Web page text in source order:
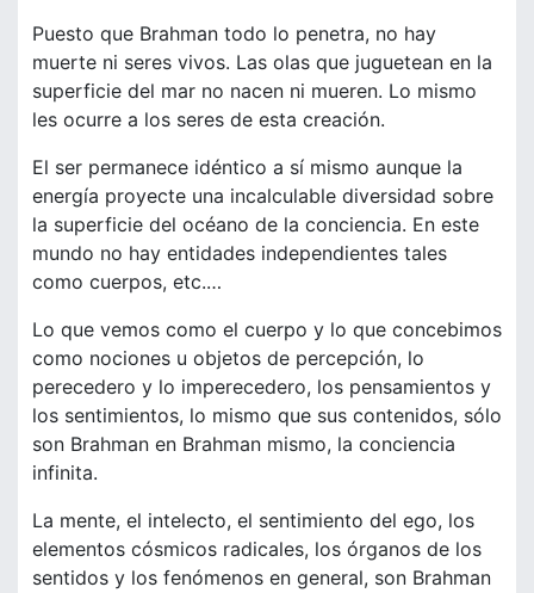
Puesto que Brahman todo lo penetra, no hay
muerte ni seres vivos. Las olas que juguetean en la
superficie del mar no nacen ni mueren. Lo mismo
les ocurre a los seres de esta creación.
El ser permanece idéntico a sí mismo aunque la
energía proyecte una incalculable diversidad sobre
la superficie del océano de la conciencia. En este
mundo no hay entidades independientes tales
como cuerpos, etc.…
Lo que vemos como el cuerpo y lo que concebimos
como nociones u objetos de percepción, lo
perecedero y lo imperecedero, los pensamientos y
los sentimientos, lo mismo que sus contenidos, sólo
son Brahman en Brahman mismo, la conciencia
infinita.
La mente, el intelecto, el sentimiento del ego, los
elementos cósmicos radicales, los órganos de los
sentidos y los fenómenos en general, son Brahman